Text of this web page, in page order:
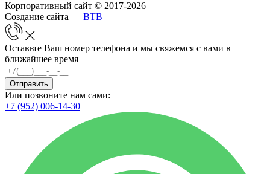
Корпоративный сайт © 2017-2026
Создание сайта — BTB
Оставьте Ваш номер телефона и мы свяжемся с вами в
ближайшее время
Отправить
Или позвоните нам сами:
+7 (952) 006-14-30